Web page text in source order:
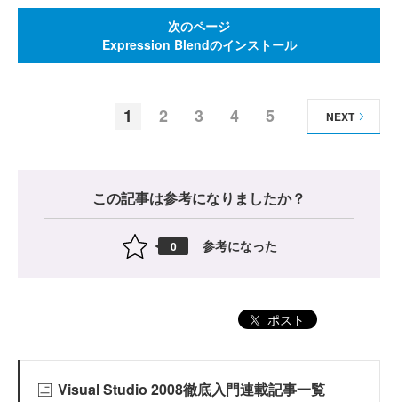
次のページ
Expression Blendのインストール
1 2 3 4 5 NEXT
この記事は参考になりましたか？
0 参考になった
ポスト
Visual Studio 2008徹底入門連載記事一覧